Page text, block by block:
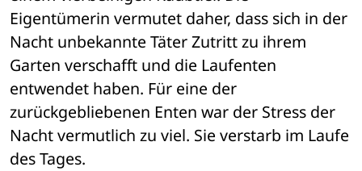
Eigentümerin vermutet daher, dass sich in der
Nacht unbekannte Täter Zutritt zu ihrem
Garten verschafft und die Laufenten
entwendet haben. Für eine der
zurückgebliebenen Enten war der Stress der
Nacht vermutlich zu viel. Sie verstarb im Laufe
des Tages.